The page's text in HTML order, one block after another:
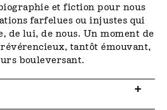
et fiction pour nous
farfelues ou injustes qui
de lui, de nous. Un moment de
tantôt émouvant,
bouleversant.